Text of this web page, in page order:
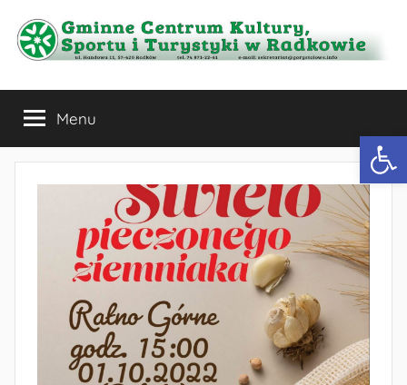
treści
Gminne
Centrum
Kultury,
Sportu
Turystyki
Menu